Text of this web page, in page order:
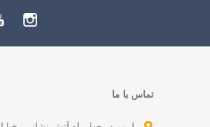
تماس با ما